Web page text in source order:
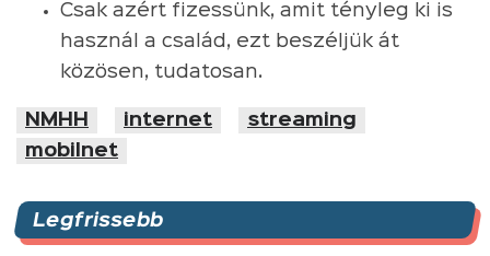
Csak azért fizessünk, amit tényleg ki is
használ a család, ezt beszéljük át
közösen, tudatosan.
NMHH internet
streaming
mobilnet
Legfrissebb